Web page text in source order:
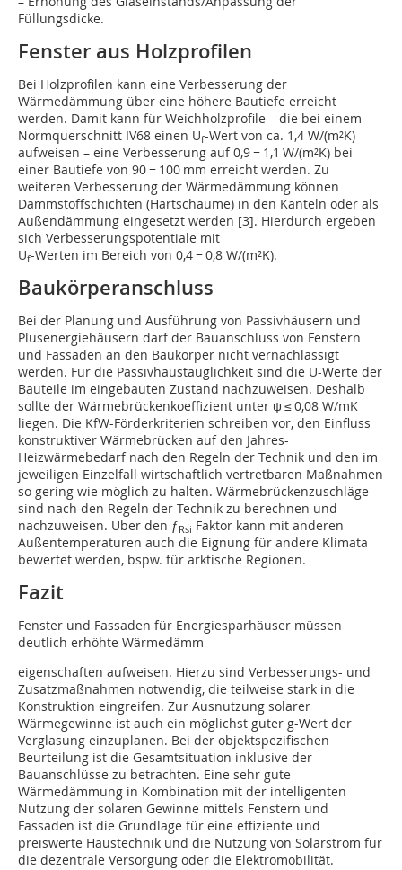
Füllungsdicke.
Fenster aus Holzprofilen
Bei Holzprofilen kann eine Verbesserung der
Wärmedämmung über eine höhere Bautiefe erreicht
werden. Damit kann für Weichholzprofile – die bei einem
Normquerschnitt IV68 einen Uf-Wert von ca. 1,4 W/(m²K)
aufweisen – eine Verbesserung auf 0,9 − 1,1 W/(m²K) bei
einer Bautiefe von 90 − 100 mm erreicht werden. Zu
weiteren Verbesserung der Wärmedämmung können
Dämmstoffschichten (Hartschäume) in den Kanteln oder als
Außendämmung eingesetzt werden [3]. Hierdurch ergeben
sich Verbesserungspotentiale mit
Uf-Werten im Bereich von 0,4 − 0,8 W/(m²K).
Baukörperanschluss
Bei der Planung und Ausführung von Passivhäusern und
Plusenergiehäusern darf der Bauanschluss von Fenstern
und Fassaden an den Baukörper nicht vernachlässigt
werden. Für die Passivhaustauglichkeit sind die U-Werte der
Bauteile im eingebauten Zustand nachzuweisen. Deshalb
sollte der Wärmebrückenkoeffizient unter ψ ≤ 0,08 W/mK
liegen. Die KfW-Förderkriterien schreiben vor, den Einfluss
konstruktiver Wärmebrücken auf den Jahres-
Heizwärmebedarf nach den Regeln der Technik und den im
jeweiligen Einzelfall wirtschaftlich vertretbaren Maßnahmen
so gering wie möglich zu halten. Wärmebrückenzuschläge
sind nach den Regeln der Technik zu berechnen und
nachzuweisen. Über den ƒRsi Faktor kann mit anderen
Außentemperaturen auch die Eignung für andere Klimata
bewertet werden, bspw. für arktische Regionen.
Fazit
Fenster und Fassaden für Energiesparhäuser müssen
deutlich erhöhte Wärmedämm-
eigenschaften aufweisen. Hierzu sind Verbesserungs- und
Zusatzmaßnahmen notwendig, die teilweise stark in die
Konstruktion eingreifen. Zur Ausnutzung solarer
Wärmegewinne ist auch ein möglichst guter g-Wert der
Verglasung einzuplanen. Bei der objektspezifischen
Beurteilung ist die Gesamtsituation inklusive der
Bauanschlüsse zu betrachten. Eine sehr gute
Wärmedämmung in Kombination mit der intelligenten
Nutzung der solaren Gewinne mittels Fenstern und
Fassaden ist die Grundlage für eine effiziente und
preiswerte Haustechnik und die Nutzung von Solarstrom für
die dezentrale Versorgung oder die Elektromobilität.